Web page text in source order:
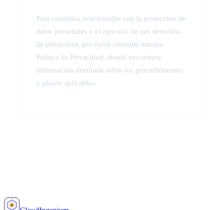
Para consultas relacionadas con la proteccion de
datos personales o el ejercicio de sus derechos
de privacidad, por favor consulte nuestra
Politica de Privacidad, donde encontrara
informacion detallada sobre los procedimientos
y plazos aplicables.